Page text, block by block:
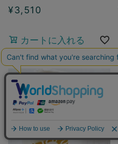
¥3,510
カートに入れる